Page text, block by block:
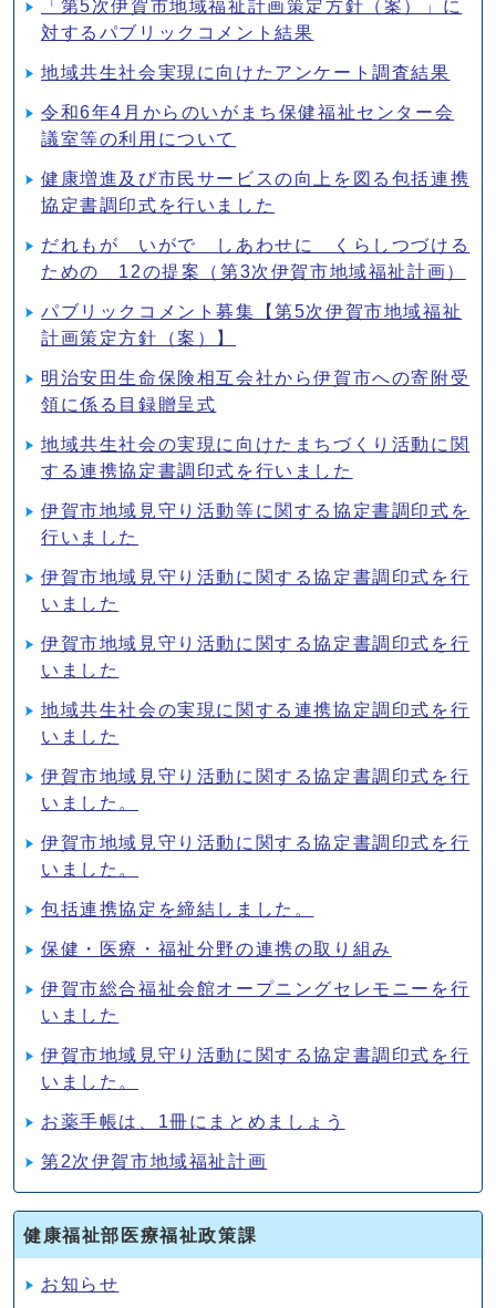
「第5次伊賀市地域福祉計画策定方針（案）」に
対するパブリックコメント結果
地域共生社会実現に向けたアンケート調査結果
令和6年4月からのいがまち保健福祉センター会
議室等の利用について
健康増進及び市民サービスの向上を図る包括連携
協定書調印式を行いました
だれもが いがで しあわせに くらしつづける
ための 12の提案（第3次伊賀市地域福祉計画）
パブリックコメント募集【第5次伊賀市地域福祉
計画策定方針（案）】
明治安田生命保険相互会社から伊賀市への寄附受
領に係る目録贈呈式
地域共生社会の実現に向けたまちづくり活動に関
する連携協定書調印式を行いました
伊賀市地域見守り活動等に関する協定書調印式を
行いました
伊賀市地域見守り活動に関する協定書調印式を行
いました
伊賀市地域見守り活動に関する協定書調印式を行
いました
地域共生社会の実現に関する連携協定調印式を行
いました
伊賀市地域⾒守り活動に関する協定書調印式を⾏
いました。
伊賀市地域⾒守り活動に関する協定書調印式を⾏
いました。
包括連携協定を締結しました。
保健・医療・福祉分野の連携の取り組み
伊賀市総合福祉会館オープニングセレモニーを行
いました
伊賀市地域見守り活動に関する協定書調印式を行
いました。
お薬手帳は、1冊にまとめましょう
第2次伊賀市地域福祉計画
健康福祉部医療福祉政策課
お知らせ